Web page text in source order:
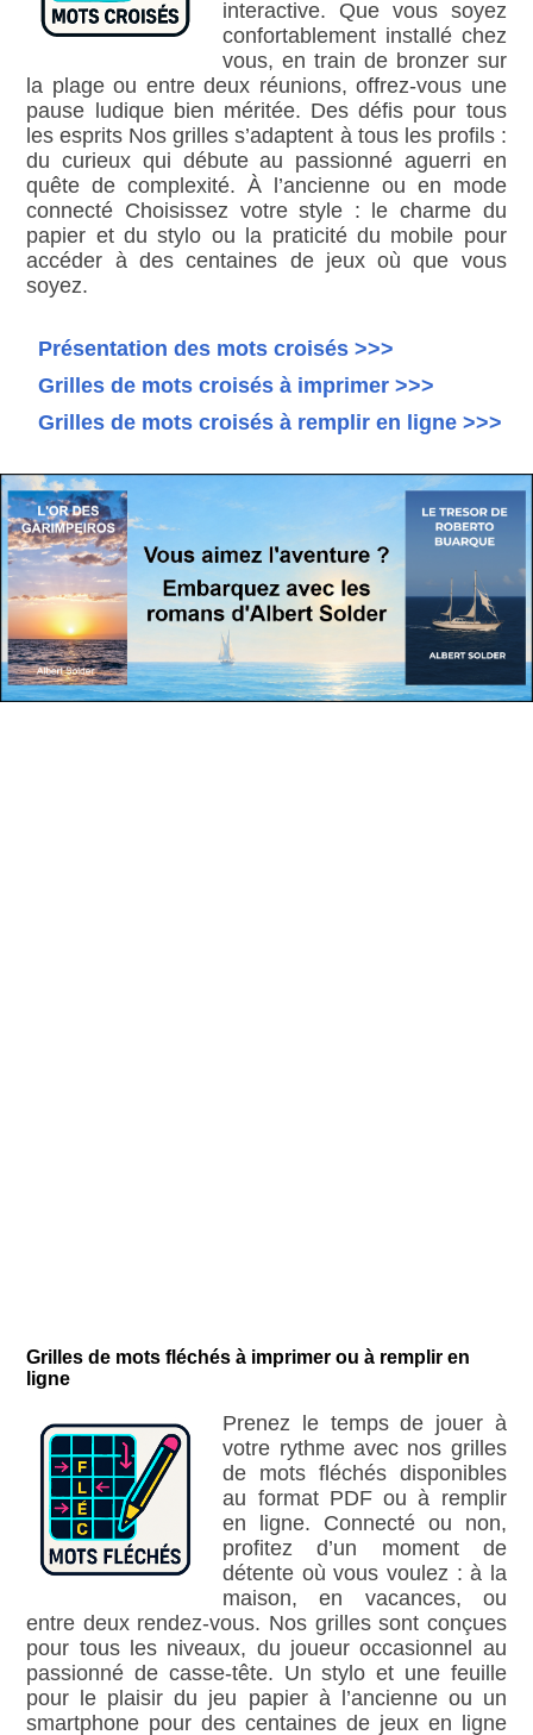
interactive. Que vous soyez
confortablement installé chez
vous, en train de bronzer sur
la plage ou entre deux réunions, offrez-vous une
pause ludique bien méritée. Des défis pour tous
les esprits Nos grilles s’adaptent à tous les profils :
du curieux qui débute au passionné aguerri en
quête de complexité. À l’ancienne ou en mode
connecté Choisissez votre style : le charme du
papier et du stylo ou la praticité du mobile pour
accéder à des centaines de jeux où que vous
soyez.
Présentation des mots croisés >>>
Grilles de mots croisés à imprimer >>>
Grilles de mots croisés à remplir en ligne >>>
Grilles de mots fléchés à imprimer ou à remplir en
ligne
Prenez le temps de jouer à
votre rythme avec nos grilles
de mots fléchés disponibles
au format PDF ou à remplir
en ligne. Connecté ou non,
profitez d’un moment de
détente où vous voulez : à la
maison, en vacances, ou
entre deux rendez-vous. Nos grilles sont conçues
pour tous les niveaux, du joueur occasionnel au
passionné de casse-tête. Un stylo et une feuille
pour le plaisir du jeu papier à l’ancienne ou un
smartphone pour des centaines de jeux en ligne